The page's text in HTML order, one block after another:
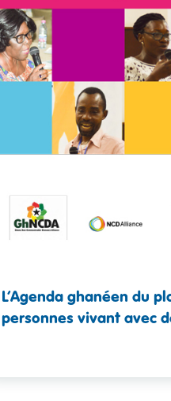
L’Agenda ghanéen du
personnes vivant avec